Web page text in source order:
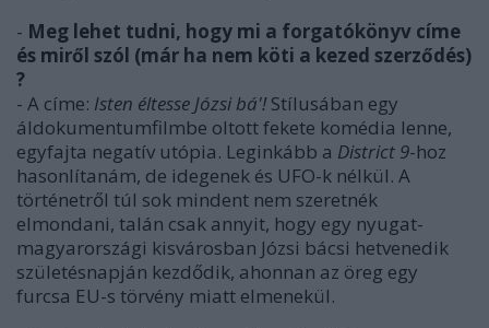
- Meg lehet tudni, hogy mi a forgatókönyv címe
és miről szól (már ha nem köti a kezed szerződés)
?
- A címe: Isten éltesse Józsi bá'!Stílusában egy
áldokumentumfilmbe oltott fekete komédia lenne,
egyfajta negatív utópia. Leginkább a District 9-hoz
hasonlítanám, de idegenek és UFO-k nélkül. A
történetről túl sok mindent nem szeretnék
elmondani, talán csak annyit, hogy egy nyugat-
magyarországi kisvárosban Józsi bácsi hetvenedik
születésnapján kezdődik, ahonnan az öreg egy
furcsa EU-s törvény miatt elmenekül.